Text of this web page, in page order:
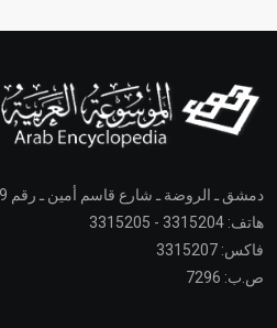
دمشق ـ الروضة ـ شارع قاسم أمين ـ رقم 39
هاتف: 3315204 - 3315205
فاكس: 3315207
ص.ب: 7296